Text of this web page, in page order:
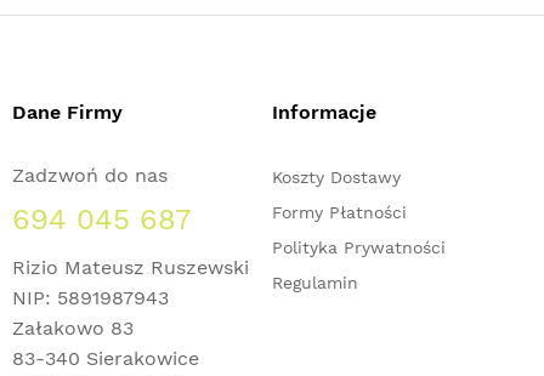
Dane Firmy
Zadzwoń do nas
694 045 687
Rizio Mateusz Ruszewski
NIP: 5891987943
Załakowo 83
83-340 Sierakowice
Informacje
Koszty Dostawy
Formy Płatności
Polityka Prywatności
Regulamin